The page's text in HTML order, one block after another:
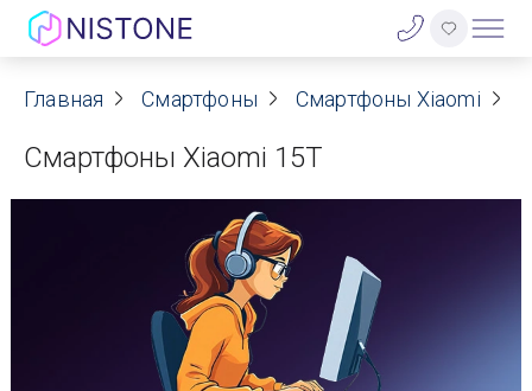
Акции
О нас
Договор оферты
Реквизиты
Главная Смартфоны Смартфоны Xiaomi
Смартфоны Xiaomi 15T